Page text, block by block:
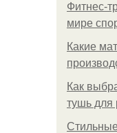
Фитнес-
мире
Какие
Как
тушь для